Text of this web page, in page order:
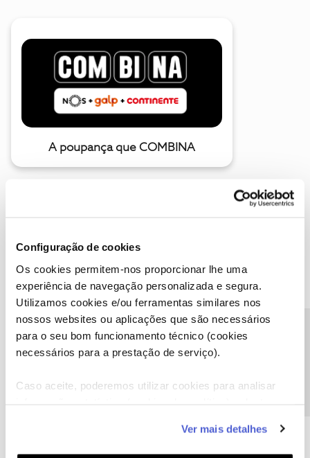
Configuração de cookies
Os cookies permitem-nos proporcionar lhe uma
experiência de navegação personalizada e segura.
Utilizamos cookies e/ou ferramentas similares nos
nossos websites ou aplicações que são necessários
para o seu bom funcionamento técnico (cookies
necessários para a prestação de serviço).
Caso aceite, poderemos utilizar cookies para analisar
funcionalidades (cookies de personalização e
funcionalidade) e adaptar anúncios aos seus interesses
Ver mais detalhes
A poupança que COMBINA
Descubra as novidades de julho